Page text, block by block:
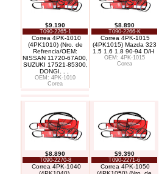
$9.190
T090-2265-1
Correa 4PK-1010
(4PK1010) (Nro. de
Refrencia/OEM:
NISSAN 11720-67A00,
SUZUKI 17521-85300,
DONGI
OEM: 4PK-1010
Corea
$8.890
T090-2266-K
Correa 4PK-1015
(4PK1015) Mazda 323
1.5 1.6 1.8 90-94 D/H
OEM: 4PK-1015
Corea
$8.890
T090-2270-8
Correa 4PK-1040
$9.390
T090-2271-6
Correa 4PK-1050